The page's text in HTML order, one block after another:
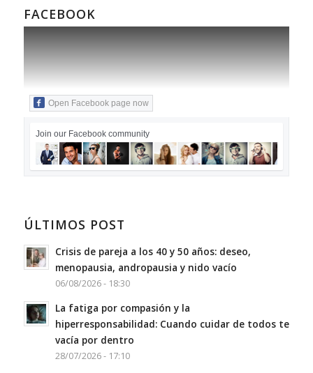
FACEBOOK
Open Facebook page now
Join our Facebook community
ÚLTIMOS POST
Crisis de pareja a los 40 y 50 años: deseo,
menopausia, andropausia y nido vacío
06/08/2026 - 18:30
La fatiga por compasión y la
hiperresponsabilidad: Cuando cuidar de todos te
vacía por dentro
28/07/2026 - 17:10